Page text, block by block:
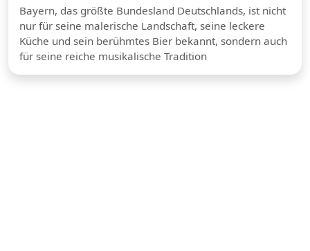
Bayern, das größte Bundesland Deutschlands, ist nicht
nur für seine malerische Landschaft, seine leckere
Küche und sein berühmtes Bier bekannt, sondern auch
für seine reiche musikalische Tradition